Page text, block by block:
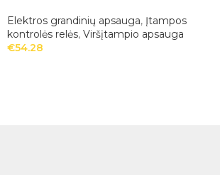
Elektros grandinių apsauga, Įtampos
kontrolės relės, Viršįtampio apsauga
€54.28